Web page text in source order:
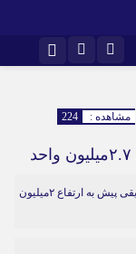
مشاهده : 224
شاخص بورس در جریان معاملات امروز بازار سرمایه، دقایقی پیش به ارتفاع ۲میلیون